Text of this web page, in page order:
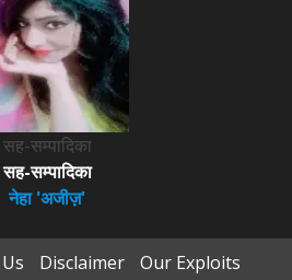
सह-सम्पादिका
सह-सम्पादिका
नेहा 'अजीज़'
Disclaimer
Our Exploits